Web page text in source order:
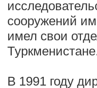
сооружений
имел свои
В 1991 году